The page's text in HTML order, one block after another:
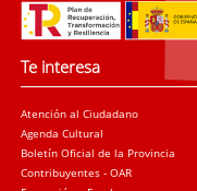
Te interesa
Atención al Ciudadano
Agenda Cultural
Boletín Oficial de la Provincia
Contribuyentes - OAR